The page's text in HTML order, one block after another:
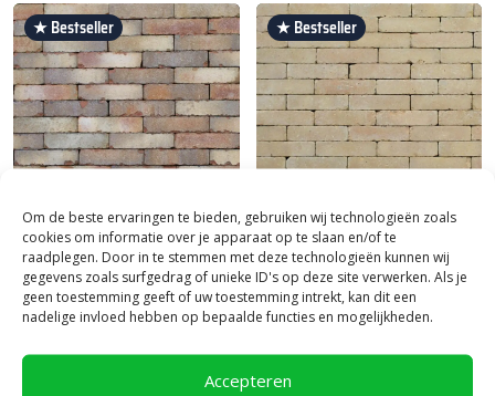
Om de beste ervaringen te bieden, gebruiken wij technologieën zoals
cookies om informatie over je apparaat op te slaan en/of te
raadplegen. Door in te stemmen met deze technologieën kunnen wij
gegevens zoals surfgedrag of unieke ID's op deze site verwerken. Als je
geen toestemming geeft of uw toestemming intrekt, kan dit een
nadelige invloed hebben op bepaalde functies en mogelijkheden.
Accepteren
★ Bestseller
Michel Oprey|Clayville gebakken
bestrating
Clayville Brugge waalformaat
64,
★ Bestseller
Michel Oprey|Clayville gebakken
bestrating
Clayville De Panne
80,